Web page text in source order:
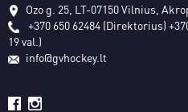
Ozo g. 25, LT-07150 Vilnius,
+370 650 62484 (Direktorius)
19 val.)
info@gvhockey.lt